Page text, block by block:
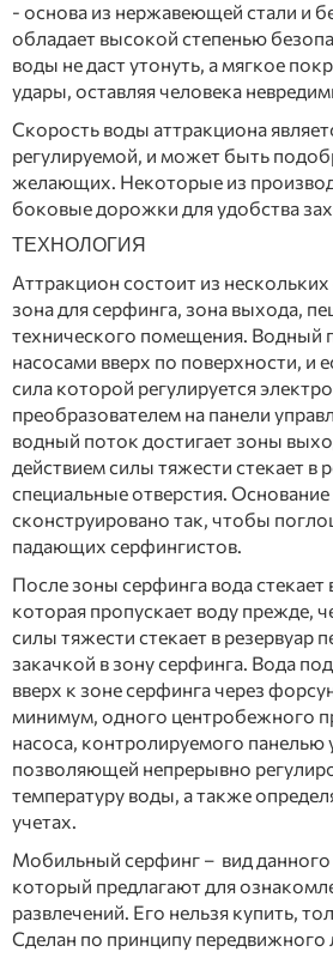
- основа из нержавеющей стали и
обладает высокой степенью
воды не даст утонуть, а мягкое
удары, оставляя человека
Скорость воды аттракциона
регулируемой, и может быть
желающих. Некоторые из
боковые дорожки для удобства
ТЕХНОЛОГИЯ
Аттракцион состоит из
зона для серфинга, зона выхода,
технического помещения. Водный
насосами вверх по поверхности, и
сила которой регулируется
преобразователем на панели
водный поток достигает зоны
действием силы тяжести стекает в
специальные отверстия.
сконструировано так, чтобы
падающих серфингистов.
После зоны серфинга вода стекает
которая пропускает воду прежде,
силы тяжести стекает в резервуар
закачкой в зону серфинга. Вода
вверх к зоне серфинга через
минимум, одного центробежного
насоса, контролируемого панелью
позволяющей непрерывно
температуру воды, а также
учетах.
Мобильный серфинг – вид данного
который предлагают для
развлечений. Его нельзя купить,
Сделан по принципу передвижного